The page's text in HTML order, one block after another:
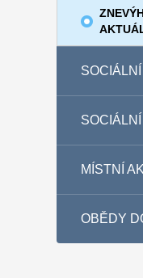
SOCIÁLNÍ
MÍSTNÍ
OBĚDY